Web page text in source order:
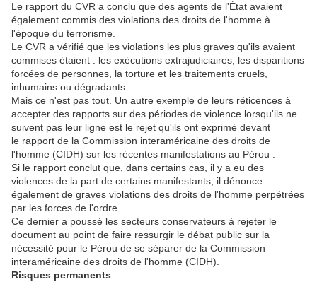
Le rapport du CVR a conclu que des agents de l'État avaient
également commis des violations des droits de l'homme à
l'époque du terrorisme.
Le CVR a vérifié que les violations les plus graves qu'ils avaient
commises étaient : les exécutions extrajudiciaires, les disparitions
forcées de personnes, la torture et les traitements cruels,
inhumains ou dégradants.
Mais ce n'est pas tout. Un autre exemple de leurs réticences à
accepter des rapports sur des périodes de violence lorsqu'ils ne
suivent pas leur ligne est le rejet qu'ils ont exprimé devant
le rapport de la Commission interaméricaine des droits de
l'homme (CIDH) sur les récentes manifestations au Pérou .
Si le rapport conclut que, dans certains cas, il y a eu des
violences de la part de certains manifestants, il dénonce
également de graves violations des droits de l'homme perpétrées
par les forces de l'ordre.
Ce dernier a poussé les secteurs conservateurs à rejeter le
document au point de faire ressurgir le débat public sur la
nécessité pour le Pérou de se séparer de la Commission
interaméricaine des droits de l'homme (CIDH).
Risques permanents